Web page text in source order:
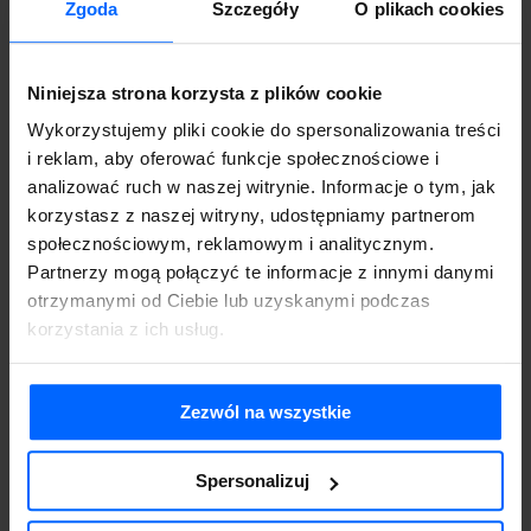
Zgoda Szczegóły O plikach cookies
Niniejsza strona korzysta z plików cookie
Wykorzystujemy pliki cookie do spersonalizowania treści
i reklam, aby oferować funkcje społecznościowe i
analizować ruch w naszej witrynie. Informacje o tym, jak
korzystasz z naszej witryny, udostępniamy partnerom
społecznościowym, reklamowym i analitycznym.
Partnerzy mogą połączyć te informacje z innymi danymi
otrzymanymi od Ciebie lub uzyskanymi podczas
korzystania z ich usług.
Zezwól na wszystkie
Spersonalizuj
online 3h
Udział w szkoleniu
indywidualnym 3h
990.00zł brutto